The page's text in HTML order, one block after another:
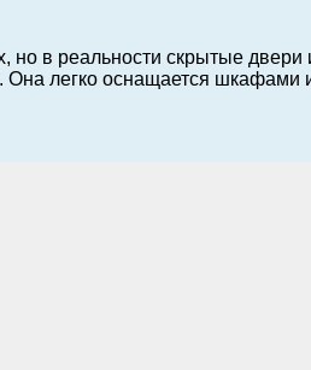
в реальности скрытые двери
Она легко оснащается